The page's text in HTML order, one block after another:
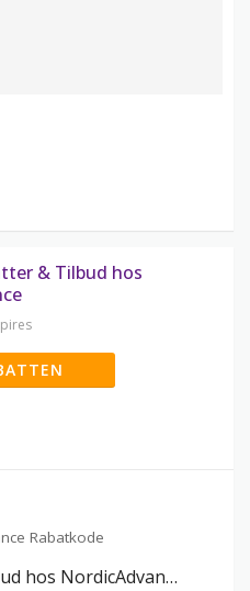
& Tilbud hos
Bedste Rabatter & Tilbud hos NordicAdvance